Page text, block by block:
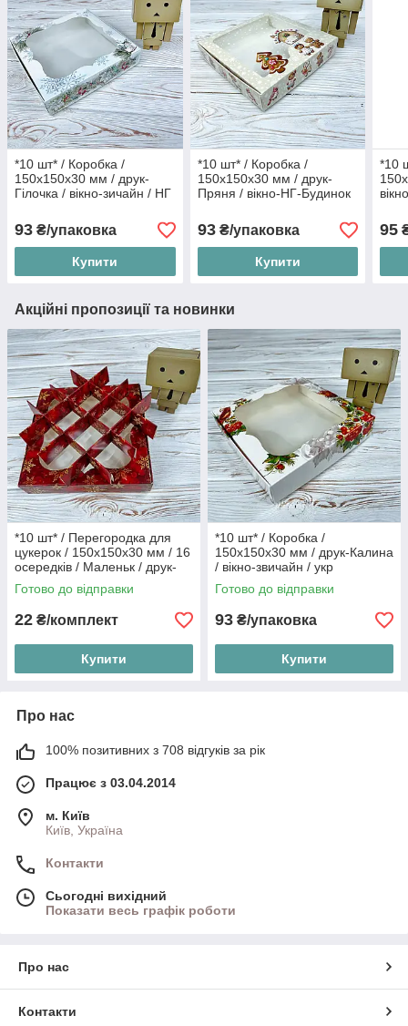
*10 шт* / Коробка /
150х150х30 мм / друк-
Гілочка / вікно-зичайн / НГ
93 ₴/упаковка
Купити
*10 шт* / Коробка /
150х150х30 мм / друк-
Пряня / вікно-НГ-Будинок
93₴/упаковка
Купити
*10
95
Акційні пропозиції та новинки
*10 шт* / Перегородка для
цукерок / 150х150х30 мм / 16
осередків / Маленьк / друк-
Сніг.Червон / НР
Готово до відправки
22 ₴/комплект
Купити
*10 шт* / Коробка /
150х150х30 мм / друк-Калина
/ вікно-звичайн / укр
Готово до відправки
93 ₴/упаковка
Купити
Про нас
100% позитивних з 708 відгуків за рік
Працює з 03.04.2014
м. Київ
Київ, Україна
Контакти
Сьогодні вихідний
Показати весь графік роботи
Про нас
Контакти